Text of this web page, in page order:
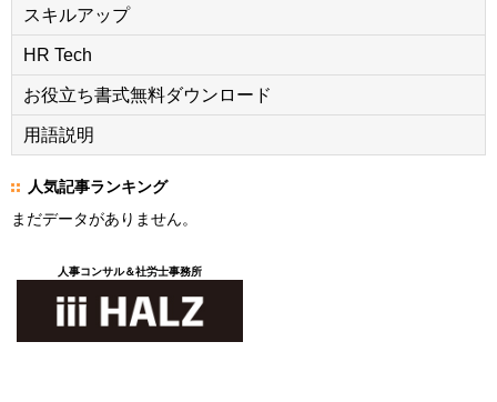
スキルアップ
HR Tech
お役立ち書式無料ダウンロード
用語説明
人気記事ランキング
まだデータがありません。
人事コンサル＆社労士事務所